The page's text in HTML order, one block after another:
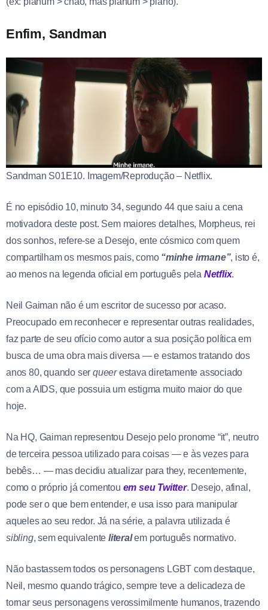
Enfim, Sandman
Sandman S01E10. Imagem/Reprodução – Netflix.
É no episódio 10, minuto 34, segundo 44 que saiu a cena
motivadora deste post. Sem maiores detalhes, Morpheus, rei
dos sonhos, refere-se a Desejo, ente cósmico com quem
compartilham os mesmos pais, como “minhe irmane”, isto é,
ao menos na legenda oficial em português pela Netflix.
Neil Gaiman não é um escritor de sucesso por acaso.
Preocupado em reconhecer e representar outras realidades,
faz parte de seu ofício como autor a sua posição política em
busca de uma obra mais diversa — e estamos tratando dos
anos 80, quando serqueerestava diretamente associado
com a AIDS, que possuia um estigma muito maior do que
hoje.
Na HQ, Gaiman representou Desejo pelo pronome “it”, neutro
de terceira pessoa utilizado para coisas — e às vezes para
bebês… — mas decidiu atualizar para they, recentemente,
como o próprio já comentou em seu Twitter. Desejo, afinal,
pode ser o que bem entender, e usa isso para manipular
aqueles ao seu redor. Já na série, a palavra utilizada é
sibling, sem equivalenteliteralem português normativo.
Não bastassem todos os personagens LGBT com destaque,
Neil, mesmo quando trágico, sempre teve a delicadeza de
tornar seus personagens verossimilmente humanos, trazendo